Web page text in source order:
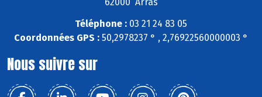
Téléphone : 03 21 24 83 05
Coordonnées GPS : 50,2978237 ° , 2,76922560000003 °
Nous suivre sur